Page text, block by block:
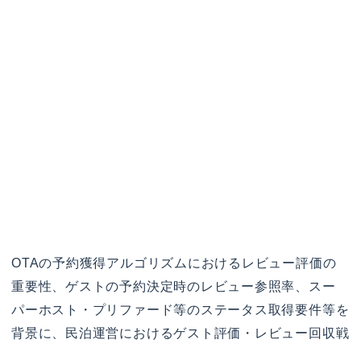
OTAの予約獲得アルゴリズムにおけるレビュー評価の
重要性、ゲストの予約決定時のレビュー参照率、スー
パーホスト・プリファード等のステータス取得要件等を
背景に、民泊運営におけるゲスト評価・レビュー回収戦